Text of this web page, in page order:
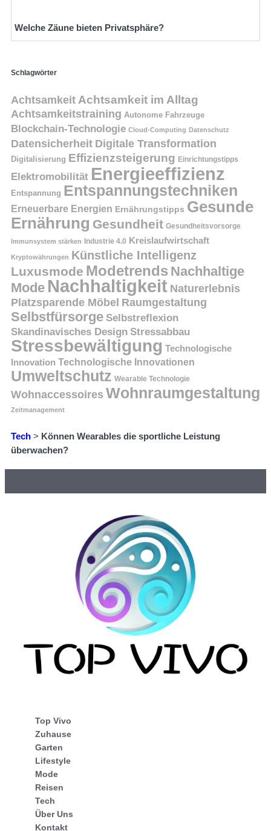
Welche Zäune bieten Privatsphäre?
Schlagwörter
Achtsamkeit Achtsamkeit im Alltag
Achtsamkeitstraining Autonome Fahrzeuge
Blockchain-Technologie Cloud-Computing Datenschutz
Datensicherheit Digitale Transformation
Digitalisierung Effizienzsteigerung Einrichtungstipps
Elektromobilität Energieeffizienz
Entspannung Entspannungstechniken
Erneuerbare Energien Ernährungstipps Gesunde
Ernährung Gesundheit Gesundheitsvorsorge
Immunsystem stärken Industrie 4.0 Kreislaufwirtschaft
Kryptowährungen Künstliche Intelligenz
Luxusmode Modetrends Nachhaltige
Mode Nachhaltigkeit Naturerlebnis
Platzsparende Möbel Raumgestaltung
Selbstfürsorge Selbstreflexion
Skandinavisches Design Stressabbau
Stressbewältigung Technologische
Innovation Technologische Innovationen
Umweltschutz Wearable Technologie
Wohnaccessoires Wohnraumgestaltung
Zeitmanagement
Tech > Können Wearables die sportliche Leistung
überwachen?
Top Vivo
Zuhause
Garten
Lifestyle
Mode
Reisen
Tech
Über Uns
Kontakt